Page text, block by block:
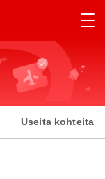
Useita kohteita